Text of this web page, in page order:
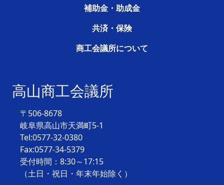
補助金・助成金
共済・保険
商工会議所について
高山商工会議所
〒506-8678
岐阜県高山市天満町5-1
Tel:0577-32-0380
Fax:0577-34-5379
受付時間：8:30～17:15
（土日・祝日・年末年始除く）